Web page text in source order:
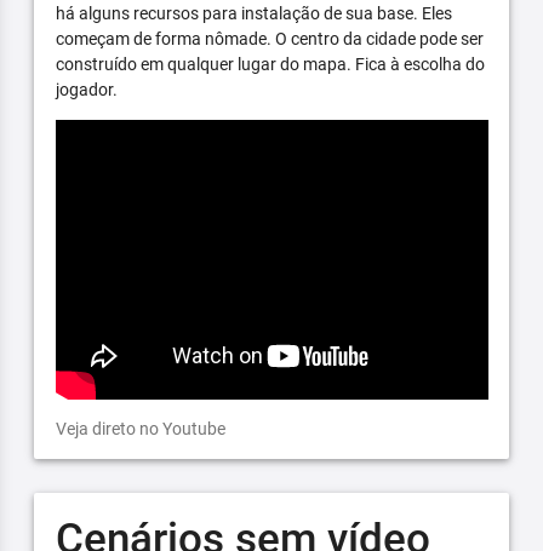
há alguns recursos para instalação de sua base. Eles
começam de forma nômade. O centro da cidade pode ser
construído em qualquer lugar do mapa. Fica à escolha do
jogador.
Veja direto no Youtube
Cenários sem vídeo